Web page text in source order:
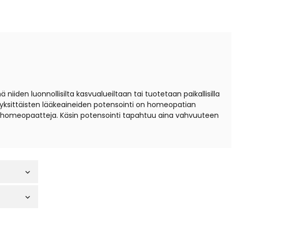
luonnollisilta kasvualueiltaan tai tuotetaan paikallisilla
lääkeaineiden potensointi on homeopatian
Käsin potensointi tapahtuu aina vahvuuteen